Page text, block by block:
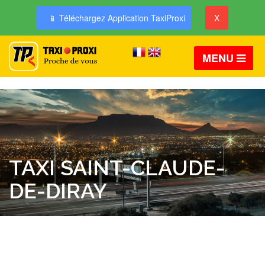
📱 Téléchargez Application TaxiProxi X
MENU
TAXI SAINT-CLAUDE-
DE-DIRAY